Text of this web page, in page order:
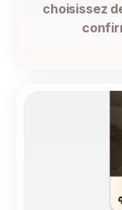
choisissez